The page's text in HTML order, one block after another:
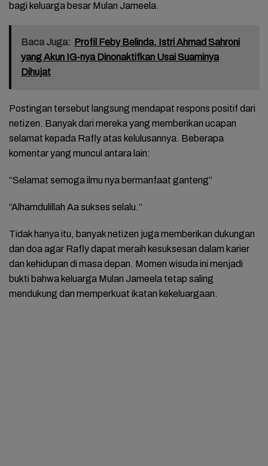
bagi keluarga besar Mulan Jameela.
Baca Juga: Profil Feby Belinda, Istri Ahmad Sahroni
yang Akun IG-nya Dinonaktifkan Usai Suaminya
Dihujat
Postingan tersebut langsung mendapat respons positif dari
netizen. Banyak dari mereka yang memberikan ucapan
selamat kepada Rafly atas kelulusannya. Beberapa
komentar yang muncul antara lain:
“Selamat semoga ilmu nya bermanfaat ganteng”
“Alhamdulillah Aa sukses selalu.”
Tidak hanya itu, banyak netizen juga memberikan dukungan
dan doa agar Rafly dapat meraih kesuksesan dalam karier
dan kehidupan di masa depan. Momen wisuda ini menjadi
bukti bahwa keluarga Mulan Jameela tetap saling
mendukung dan memperkuat ikatan kekeluargaan.